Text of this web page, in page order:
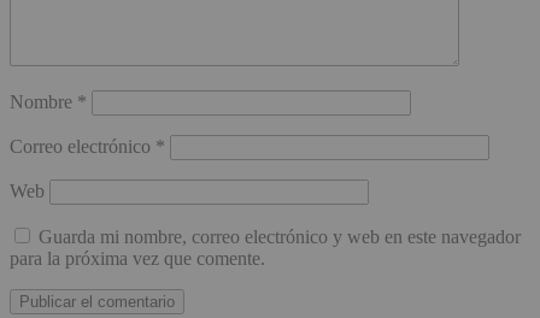
Nombre *
Correo electrónico *
Web
Guarda mi nombre, correo electrónico y web en este navegador
para la próxima vez que comente.